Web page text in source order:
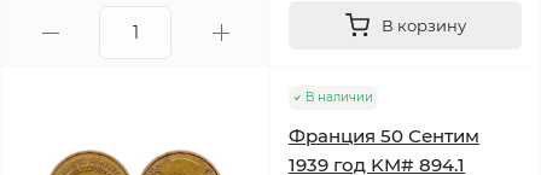
В корзину
В наличии
Франция 50 Сентим
1939 год KM# 894.1